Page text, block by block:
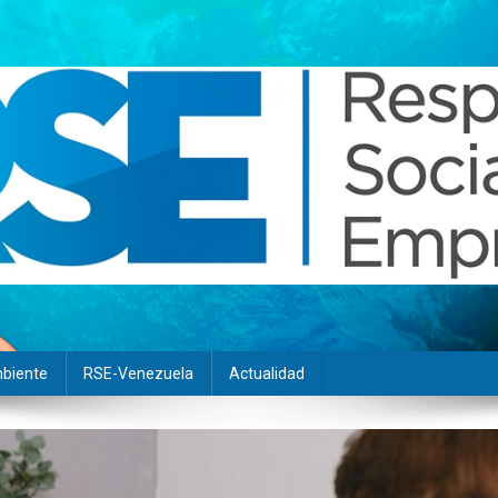
RSE-Venezuela Actualidad